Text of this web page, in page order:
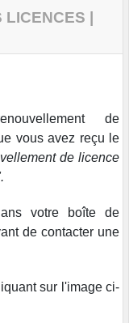
|
de
vous avez reçu le
de licence
votre boîte de
de contacter une
sur l'image ci-